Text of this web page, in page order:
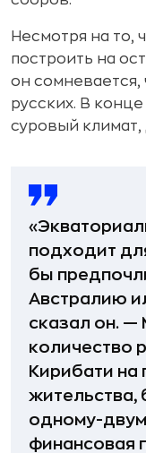
Несмотря на то,
построить на
он сомневается,
русских. В
суровый климат,
подходит
бы
Австралию
сказал он. —
количество
Кирибати на
жительства,
одному-двум
финансовая